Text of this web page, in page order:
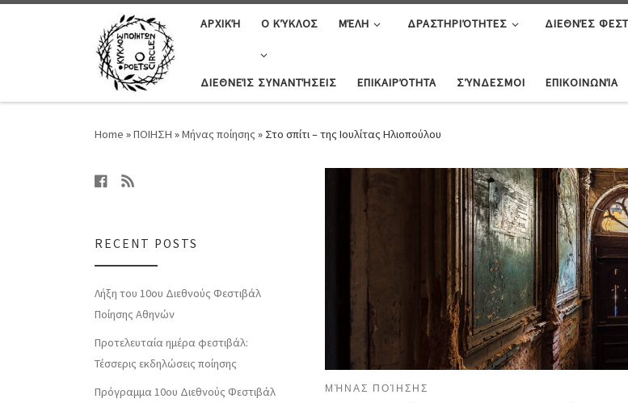
ΑΡΧΙΚΉ Ο ΚΎΚΛΟΣ ΜΈΛΗ ΔΡΑΣΤΗΡΙΌΤΗΤΕΣ ΔΙΕΘΝΈΣ
ΔΙΕΘΝΕΊΣ ΣΥΝΑΝΤΉΣΕΙΣ ΕΠΙΚΑΙΡΌΤΗΤΑ ΣΎΝΔΕΣΜΟΙ ΕΠΙΚΟΙΝΩΝΊΑ
Home »ΠΟΙΗΣΗ »Μήνας ποίησης » Στο σπίτι – της Ιουλίτας Ηλιοπούλου
ΜΉΝΑΣ ΠΟΊΗΣΗΣ
RECENT POSTS
Λήξη του 10ου Διεθνούς Φεστιβάλ
Ποίησης Αθηνών
Προτελευταία ημέρα φεστιβάλ:
Τέσσερις εκδηλώσεις ποίησης
Πρόγραμμα 10ου Διεθνούς Φεστιβάλ